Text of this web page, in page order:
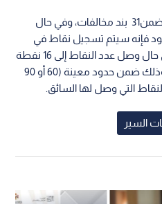
وبين أن نظام النقاط المرورية يتضمن31 بند مخالفات، وفي حال
فإنه سيتم تسجيل نقاط في
سجله المروري، مشيرا إلى أنه في حال وصل عدد النقاط إلى 16 نقطة
فأكثر فإنه سيتم سحب الرخص وذلك ضمن حدود معينة (60 أو 90
السير